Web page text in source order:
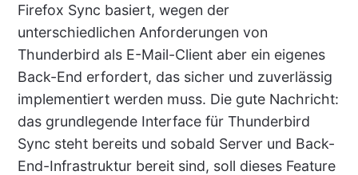
Firefox Sync basiert, wegen der
unterschiedlichen Anforderungen von
Thunderbird als E-Mail-Client aber ein eigenes
Back-End erfordert, das sicher und zuverlässig
implementiert werden muss. Die gute Nachricht:
das grundlegende Interface für Thunderbird
Sync steht bereits und sobald Server und Back-
End-Infrastruktur bereit sind, soll dieses Feature